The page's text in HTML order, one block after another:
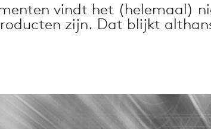
Media
Merkstrategie
Reputatie & crisis
vindt het (helemaal)
zijn. Dat blijkt